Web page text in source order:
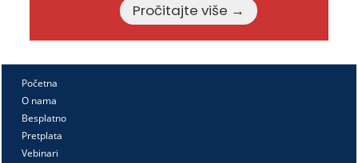
Pročitajte više →
Početna
O nama
Besplatno
Pretplata
Vebinari